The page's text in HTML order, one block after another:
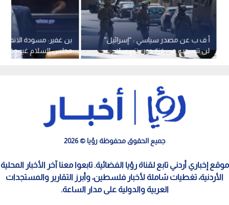
بن غفير: مسودة الاتفاق
مجلس السلام غير
أ ف ب عن مصدر سياسي : "إسرائيل"
لن تنسحب من غزة دون نزع سلاح
حماس "بشكل حقيقي"
جميع الحقوق محفوظة رؤيا © 2026
موقع إخباري أردني تابع لقناة رؤيا الفضائية. تابعوا معنا آخر الأخبار المحلية
الأردنية، تغطيات شاملة لأخبار فلسطين، وأبرز التقارير والمستجدات
العربية والدولية على مدار الساعة.